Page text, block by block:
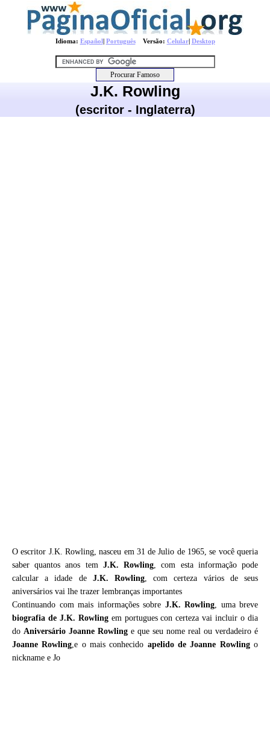
Idioma: Español| PortuguêsVersão: Celular| Desktop
J.K. Rowling
(escritor - Inglaterra)
O escritor J.K. Rowling, nasceu em 31 de Julio de 1965, se você queria
saber quantos anos tem J.K. Rowling, com esta informação pode
calcular a idade de J.K. Rowling, com certeza vários de seus
aniversários vai lhe trazer lembranças importantes
Continuando com mais informações sobre J.K. Rowling, uma breve
biografia de J.K. Rowlingem portugues con certeza vai incluir o dia
do Aniversário Joanne Rowling e que seu nome real ou verdadeiro é
Joanne Rowling,e o mais conhecido apelido de Joanne Rowlingo
nickname e Jo